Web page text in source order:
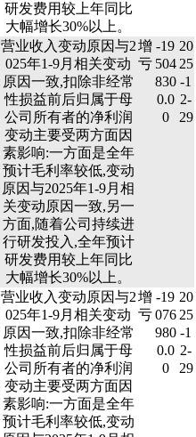
研发费用较上年同比
大幅增长30%以上。
营业收入变动原因与2
025年1-9月相关变动
原因一致,扣除非经常
性损益前后归属于母
公司所有者的净利润
变动主要受两方面因
素影响:一方面是全年
预计毛利率较低,变动
原因与2025年1-9月相
关变动原因一致,另一
方面,随着公司持续进
行研发投入,全年预计
研发费用较上年同比
大幅增长30%以上。
增
亏
-19
504
830
0.0
0
20
25
-1
2-
29
营业收入变动原因与2
025年1-9月相关变动
原因一致,扣除非经常
性损益前后归属于母
公司所有者的净利润
变动主要受两方面因
素影响:一方面是全年
预计毛利率较低,变动
增
亏
-19
076
980
0.0
0
20
25
-1
2-
29